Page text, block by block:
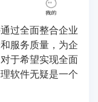
过全面整合企业
服务质量，为企
于希望实现全面
软件无疑是一个